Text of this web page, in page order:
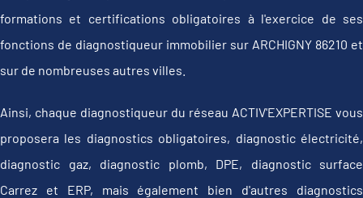
formations et certifications obligatoires à l'exercice de ses
fonctions de diagnostiqueur immobilier sur ARCHIGNY 86210 et
sur de nombreuses autres villes.
Ainsi, chaque diagnostiqueur du réseau ACTIV'EXPERTISE vous
proposera les diagnostics obligatoires, diagnostic électricité,
diagnostic gaz, diagnostic plomb, DPE, diagnostic surface
Carrez et ERP, mais également bien d'autres diagnostics